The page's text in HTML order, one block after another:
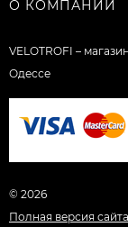
О КОМПАНИИ
VELOTROFI –
Одессе
© 2026
Полная версия сайта